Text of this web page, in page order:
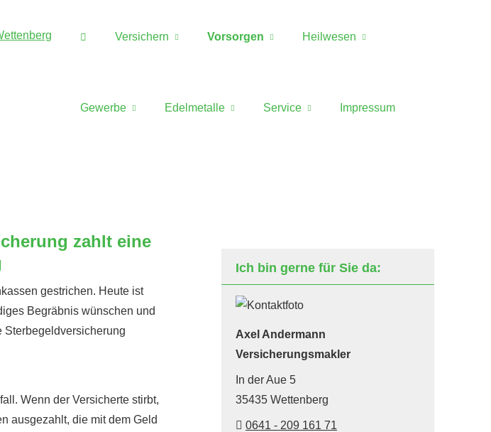
Versichern Vorsorgen Heilwesen
Gewerbe Edelmetalle Service Impressum
Ich bin gerne für Sie da:
Axel Andermann
Ver­sicherungs­makler
In der Aue 5
35435 Wettenberg
0641 - 209 161 71
zahlt eine
gestrichen. Heute ist
Begräbnis wün­schen und
Ster­be­geldversicherung
Wenn der Versicherte stirbt,
ausgezahlt, die mit dem Geld